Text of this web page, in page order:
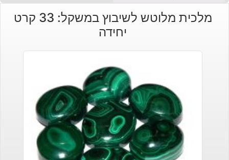
המקורי
היה:
הנוכחי
הוא:
מלכית מלוטש לשיבוץ במשקל: 33 קרט
יחידה